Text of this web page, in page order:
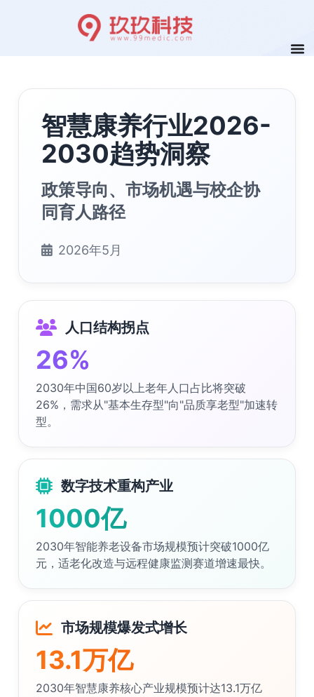
智慧康养行业2026-
2030趋势洞察
政策导向、市场机遇与校企协
同育人路径
2026年5月
人口结构拐点
26%
2030年中国60岁以上老年人口占比将突破
26%，需求从"基本生存型"向"品质享老型"加速转
型。
数字技术重构产业
1000亿
2030年智能养老设备市场规模预计突破1000亿
元，适老化改造与远程健康监测赛道增速最快。
市场规模爆发式增长
13.1万亿
2030年智慧康养核心产业规模预计达13.1万亿